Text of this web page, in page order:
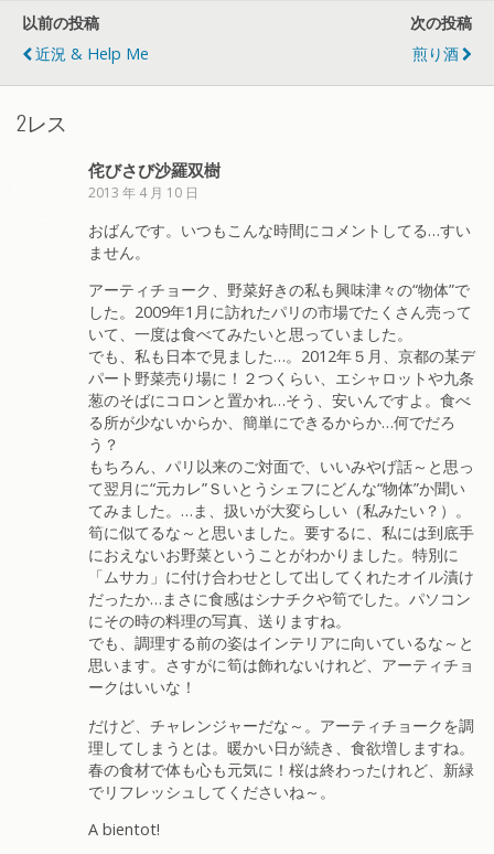
以前の投稿
近況 & Help Me
次の投稿
煎り酒
2レス
侘びさび沙羅双樹
2013 年 4 月 10 日
おばんです。いつもこんな時間にコメントしてる…すい
ません。
アーティチョーク、野菜好きの私も興味津々の“物体”で
した。2009年1月に訪れたパリの市場でたくさん売って
いて、一度は食べてみたいと思っていました。
でも、私も日本で見ました…。2012年５月、京都の某デ
パート野菜売り場に！２つくらい、エシャロットや九条
葱のそばにコロンと置かれ…そう、安いんですよ。食べ
る所が少ないからか、簡単にできるからか…何でだろ
う？
もちろん、パリ以来のご対面で、いいみやげ話～と思っ
て翌月に“元カレ”Ｓいとうシェフにどんな“物体”か聞い
てみました。…ま、扱いが大変らしい（私みたい？）。
筍に似てるな～と思いました。要するに、私には到底手
におえないお野菜ということがわかりました。特別に
「ムサカ」に付け合わせとして出してくれたオイル漬け
だったか…まさに食感はシナチクや筍でした。パソコン
にその時の料理の写真、送りますね。
でも、調理する前の姿はインテリアに向いているな～と
思います。さすがに筍は飾れないけれど、アーティチョ
ークはいいな！
だけど、チャレンジャーだな～。アーティチョークを調
理してしまうとは。暖かい日が続き、食欲増しますね。
春の食材で体も心も元気に！桜は終わったけれど、新緑
でリフレッシュしてくださいね～。
A bientot!